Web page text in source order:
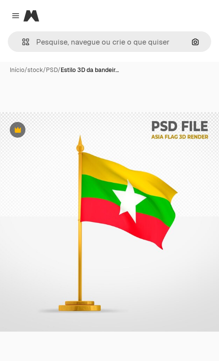
Close menu
Magnific
Início/stock/PSD/Estilo 3D da bandeir…
Premium